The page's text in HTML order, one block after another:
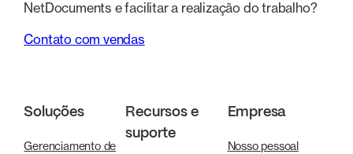
NetDocuments e facilitar a realização do trabalho?
Contato com vendas
Soluções
Gerenciamento de
Recursos e
suporte
Empresa
Nosso pessoal